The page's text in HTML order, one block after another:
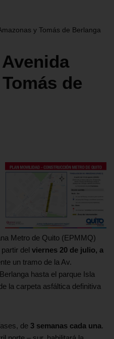
y Tomás de Berlanga
de
Metro de Quito (EPMMQ)
del viernes 20 de julio, a
un tramo de la Av.
hasta el parque Isla
la carpeta asfáltica definitiva
de 3 semanas cada una.